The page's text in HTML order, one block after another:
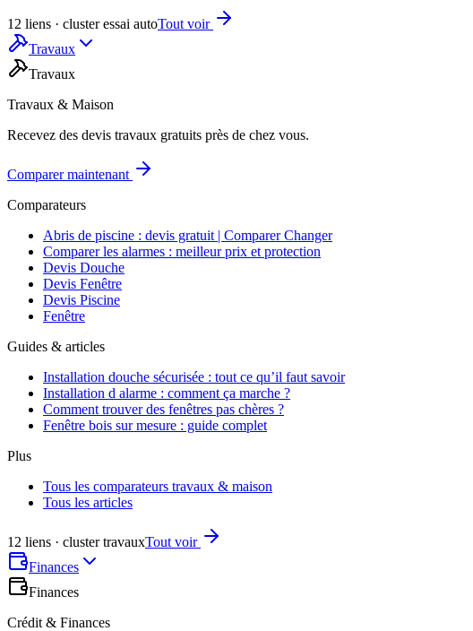
12 liens · cluster essai autoTout voir
Travaux
Travaux
Travaux & Maison
Recevez des devis travaux gratuits près de chez vous.
Comparer maintenant
Comparateurs
Abris de piscine : devis gratuit | Comparer Changer
Comparer les alarmes : meilleur prix et protection
Devis Douche
Devis Fenêtre
Devis Piscine
Fenêtre
Guides & articles
Installation douche sécurisée : tout ce qu’il faut savoir
Installation d alarme : comment ça marche ?
Comment trouver des fenêtres pas chères ?
Fenêtre bois sur mesure : guide complet
Plus
Tous les comparateurs travaux & maison
Tous les articles
12 liens · cluster travauxTout voir
Finances
Finances
Crédit & Finances